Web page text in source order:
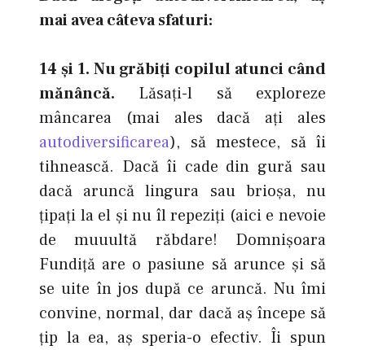
mai avea câteva sfaturi:
14 şi 1. Nu grăbiţi copilul atunci când
mănâncă. Lăsaţi-l să exploreze
mâncarea (mai ales dacă aţi ales
autodiversificarea), să mestece, să îi
tihnească. Dacă îi cade din gură sau
dacă aruncă lingura sau brioşa, nu
ţipaţi la el şi nu îl repeziţi (aici e nevoie
de muuultă răbdare! Domnişoara
Fundiţă are o pasiune să arunce şi să
se uite în jos după ce aruncă. Nu îmi
convine, normal, dar dacă aş începe să
ţip la ea, aş speria-o efectiv. Îi spun